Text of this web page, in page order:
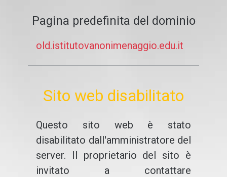
Pagina predefinita del dominio
old.istitutovanonimenaggio.edu.it
Sito web disabilitato
Questo sito web è stato
disabilitato dall'amministratore del
server. Il proprietario del sito è
invitato a contattare